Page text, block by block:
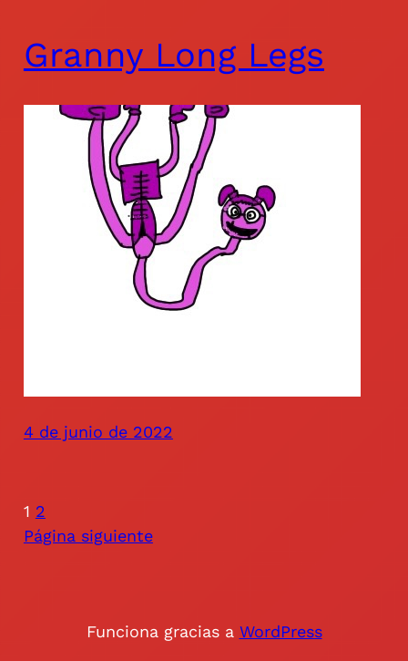
Granny Long Legs
4 de junio de 2022
1 2
Página siguiente
Funciona gracias a WordPress